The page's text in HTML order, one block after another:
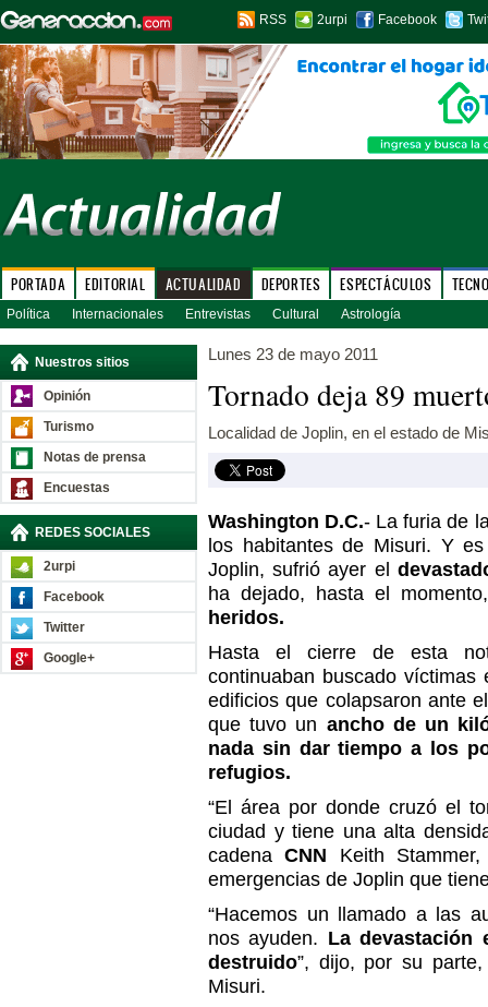
RSS 2urpi Facebook
PORTADA EDITORIAL ACTUALIDAD DEPORTES ESPECTÁCULOS
Política Internacionales Entrevistas Cultural Astrología
Nuestros sitios
Opinión
Turismo
Notas de prensa
Encuestas
REDES SOCIALES
2urpi
Facebook
Twitter
Google+
Lunes 23 de mayo 2011
Tornado deja 89
Localidad de Joplin, en el estado de
Washington D.C.- La furia de
los habitantes de Misuri. Y
Joplin, sufrió ayer el
ha dejado, hasta el
heridos.
Hasta el cierre de esta
continuaban buscado
edificios que colapsaron ante
que tuvo un ancho de un
nada sin dar tiempo a los
refugios.
“El área por donde cruzó el
ciudad y tiene una alta
cadenaCNN Keith
emergencias de Joplin que
“Hacemos un llamado a las
nos ayuden. La devastación
destruido”, dijo, por su
Misuri.